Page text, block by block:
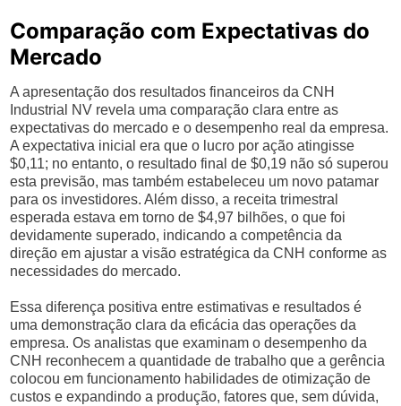
Comparação com Expectativas do
Mercado
A apresentação dos resultados financeiros da CNH
Industrial NV revela uma comparação clara entre as
expectativas do mercado e o desempenho real da empresa.
A expectativa inicial era que o lucro por ação atingisse
$0,11; no entanto, o resultado final de $0,19 não só superou
esta previsão, mas também estabeleceu um novo patamar
para os investidores. Além disso, a receita trimestral
esperada estava em torno de $4,97 bilhões, o que foi
devidamente superado, indicando a competência da
direção em ajustar a visão estratégica da CNH conforme as
necessidades do mercado.
Essa diferença positiva entre estimativas e resultados é
uma demonstração clara da eficácia das operações da
empresa. Os analistas que examinam o desempenho da
CNH reconhecem a quantidade de trabalho que a gerência
colocou em funcionamento habilidades de otimização de
custos e expandindo a produção, fatores que, sem dúvida,